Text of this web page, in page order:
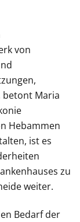
von
betont Maria
Hebammen
ist es
zu
weiter.
Bedarf der